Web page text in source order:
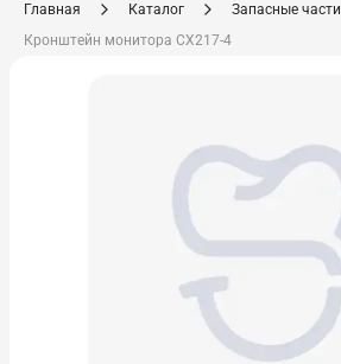
Главная Каталог
Запасные части
Кронштейн монитора СХ217-4